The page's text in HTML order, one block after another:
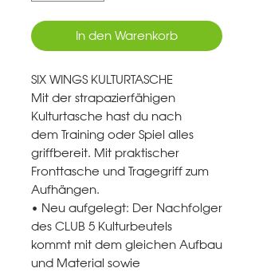
In den Warenkorb
SIX WINGS KULTURTASCHE
Mit der strapazierfähigen
Kulturtasche hast du nach
dem Training oder Spiel alles
griffbereit. Mit praktischer
Fronttasche und Tragegriff zum
Aufhängen.
• Neu aufgelegt: Der Nachfolger
des CLUB 5 Kulturbeutels
kommt mit dem gleichen Aufbau
und Material sowie